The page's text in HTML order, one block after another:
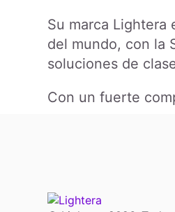
Su marca
del mundo, con la
soluciones de
Con un fuerte